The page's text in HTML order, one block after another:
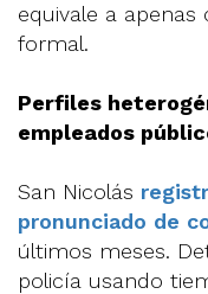
equivale a
formal.
Perfiles
empleados
San Nicolás
pronunciado de
últimos meses.
policía usando